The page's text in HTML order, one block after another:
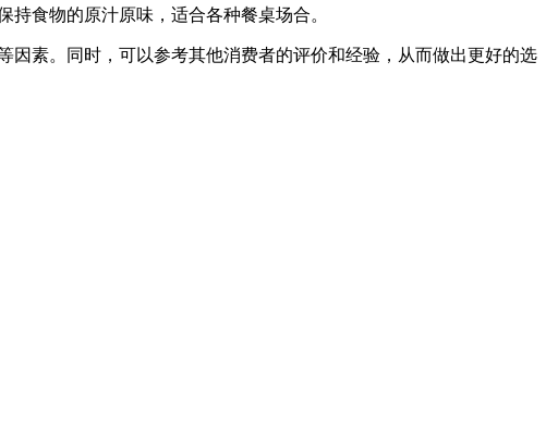
食物的原汁原味，适合各种餐桌场合。
素。同时，可以参考其他消费者的评价和经验，从而做出更好的选